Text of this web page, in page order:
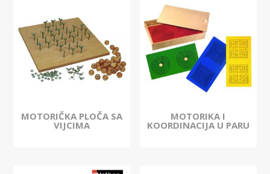
MOTORIČKA PLOČA SA
VIJCIMA
MOTORIKA I
KOORDINACIJA U PARU